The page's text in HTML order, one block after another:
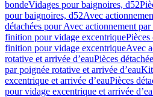
bondeVidages pour baignoires, d52
pour baignoires, d52Avec
détachées pour Avec actionnement
finition pour vidage excentriquePièces
finition pour vidage excentriqueAvec
rotative et arrivée d’eauPièces
par poignée rotative et arrivée d’eau
excentrique et arrivée d’eauPièces
pour vidage excentrique et arrivée